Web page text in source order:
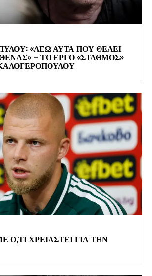
«ΛΕΩ ΑΥΤΑ ΠΟΥ ΘΕΛΕΙ
– ΤΟ ΕΡΓΟ «ΣΤΑΘΜΟΣ»
Ο,ΤΙ ΧΡΕΙΑΣΤΕΙ ΓΙΑ ΤΗΝ